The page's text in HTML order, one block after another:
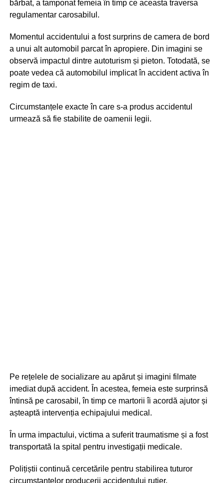
bărbat, a tamponat femeia în timp ce aceasta traversa
regulamentar carosabilul.
Momentul accidentului a fost surprins de camera de bord
a unui alt automobil parcat în apropiere. Din imagini se
observă impactul dintre autoturism și pieton. Totodată, se
poate vedea că automobilul implicat în accident activa în
regim de taxi.
Circumstanțele exacte în care s-a produs accidentul
urmează să fie stabilite de oamenii legii.
Pe rețelele de socializare au apărut și imagini filmate
imediat după accident. În acestea, femeia este surprinsă
întinsă pe carosabil, în timp ce martorii îi acordă ajutor și
așteaptă intervenția echipajului medical.
În urma impactului, victima a suferit traumatisme și a fost
transportată la spital pentru investigații medicale.
Polițiștii continuă cercetările pentru stabilirea tuturor
circumstanțelor producerii accidentului rutier.